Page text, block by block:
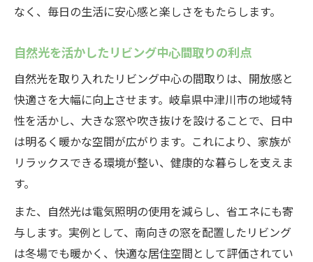
なく、毎日の生活に安心感と楽しさをもたらします。
自然光を活かしたリビング中心間取りの利点
自然光を取り入れたリビング中心の間取りは、開放感と
快適さを大幅に向上させます。岐阜県中津川市の地域特
性を活かし、大きな窓や吹き抜けを設けることで、日中
は明るく暖かな空間が広がります。これにより、家族が
リラックスできる環境が整い、健康的な暮らしを支えま
す。
また、自然光は電気照明の使用を減らし、省エネにも寄
与します。実例として、南向きの窓を配置したリビング
は冬場でも暖かく、快適な居住空間として評価されてい